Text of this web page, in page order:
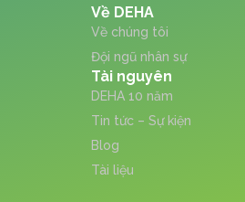
Về DEHA
Về chúng tôi
Đội ngũ nhân sự
Tài nguyên
DEHA 10 năm
Tin tức – Sự kiện
Blog
Tài liệu